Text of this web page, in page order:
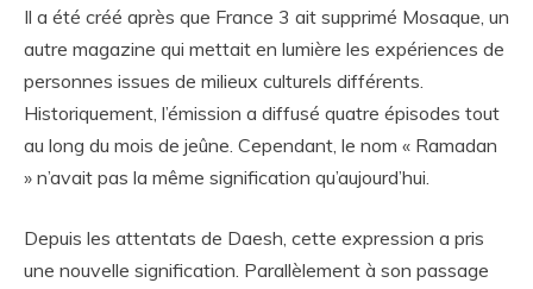
Il a été créé après que France 3 ait supprimé Mosaque, un
autre magazine qui mettait en lumière les expériences de
personnes issues de milieux culturels différents.
Historiquement, l’émission a diffusé quatre épisodes tout
au long du mois de jeûne. Cependant, le nom « Ramadan
» n’avait pas la même signification qu’aujourd’hui.
Depuis les attentats de Daesh, cette expression a pris
une nouvelle signification. Parallèlement à son passage